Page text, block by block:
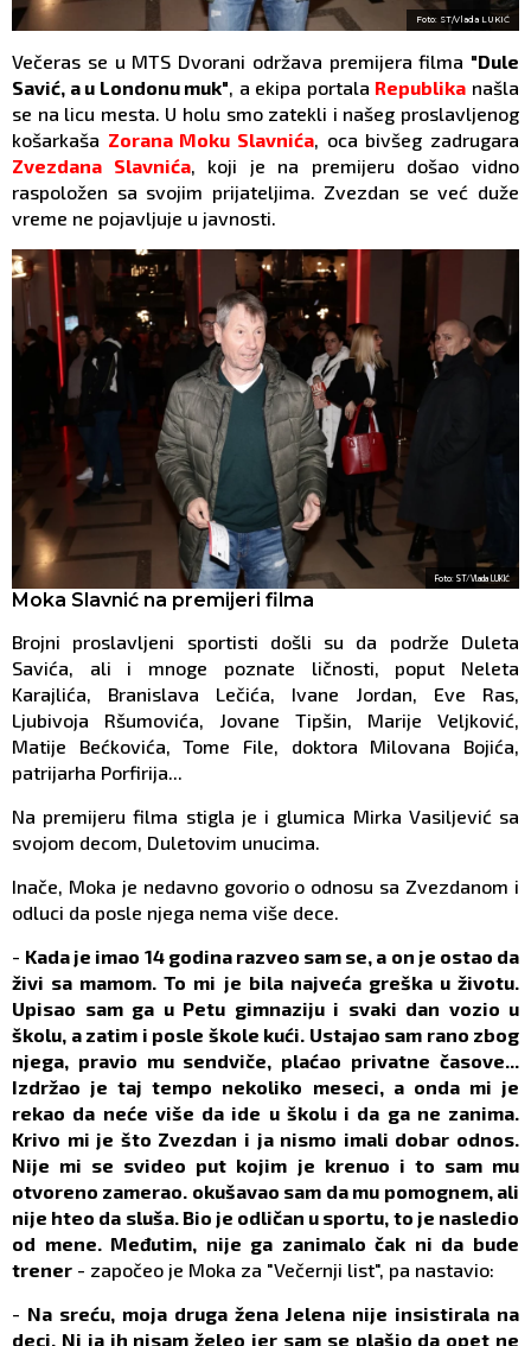
Foto: ST/Vlada LUKIĆ
Večeras se u MTS Dvorani održava premijera filma "Dule
Savić, a u Londonu muk", a ekipa portalaRepublika našla
se na licu mesta. U holu smo zatekli i našeg proslavljenog
košarkaša Zorana Moku Slavnića, oca bivšeg zadrugara
Zvezdana Slavnića, koji je na premijeru došao vidno
raspoložen sa svojim prijateljima. Zvezdan se već duže
vreme ne pojavljuje u javnosti.
Foto: ST/Vlada LUKIĆ
Moka Slavnić na premijeri filma
Brojni proslavljeni sportisti došli su da podrže Duleta
Savića, ali i mnoge poznate ličnosti, poput Neleta
Karajlića, Branislava Lečića, Ivane Jordan, Eve Ras,
Ljubivoja Ršumovića, Jovane Tipšin, Marije Veljković,
Matije Bećkovića, Tome File, doktora Milovana Bojića,
patrijarha Porfirija...
Na premijeru filma stigla je i glumica Mirka Vasiljević sa
svojom decom, Duletovim unucima.
Inače, Moka je nedavno govorio o odnosu sa Zvezdanom i
odluci da posle njega nema više dece.
- Kada je imao 14 godina razveo sam se, a on je ostao da
živi sa mamom. To mi je bila najveća greška u životu.
Upisao sam ga u Petu gimnaziju i svaki dan vozio u
školu, a zatim i posle škole kući. Ustajao sam rano zbog
njega, pravio mu sendviče, plaćao privatne časove...
Izdržao je taj tempo nekoliko meseci, a onda mi je
rekao da neće više da ide u školu i da ga ne zanima.
Krivo mi je što Zvezdan i ja nismo imali dobar odnos.
Nije mi se svideo put kojim je krenuo i to sam mu
otvoreno zamerao. okušavao sam da mu pomognem, ali
nije hteo da sluša. Bio je odličan u sportu, to je nasledio
od mene. Međutim, nije ga zanimalo čak ni da bude
trener - započeo je Moka za "Večernji list", pa nastavio:
- Na sreću, moja druga žena Jelena nije insistirala na
deci. Ni ja ih nisam želeo jer sam se plašio da opet ne